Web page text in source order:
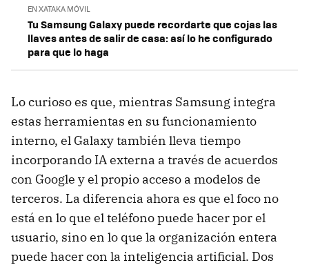
EN XATAKA MÓVIL
Tu Samsung Galaxy puede recordarte que cojas las
llaves antes de salir de casa: así lo he configurado
para que lo haga
Lo curioso es que, mientras Samsung integra
estas herramientas en su funcionamiento
interno, el Galaxy también lleva tiempo
incorporando IA externa a través de acuerdos
con Google y el propio acceso a modelos de
terceros. La diferencia ahora es que el foco no
está en lo que el teléfono puede hacer por el
usuario, sino en lo que la organización entera
puede hacer con la inteligencia artificial. Dos